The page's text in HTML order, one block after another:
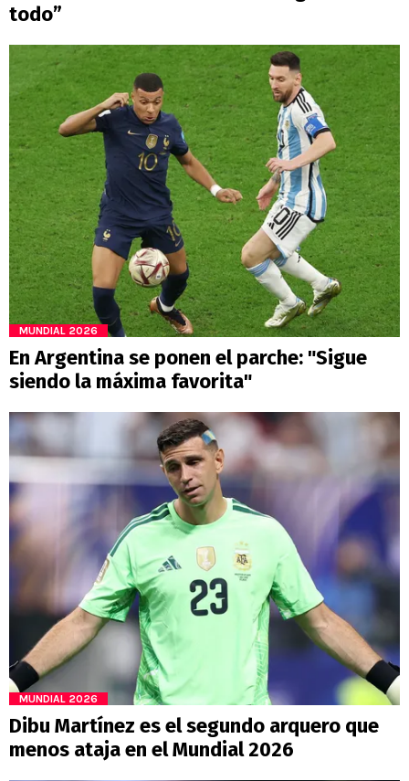
todo”
MUNDIAL 2026
En Argentina se ponen el parche: "Sigue
siendo la máxima favorita"
MUNDIAL 2026
Dibu Martínez es el segundo arquero que
menos ataja en el Mundial 2026